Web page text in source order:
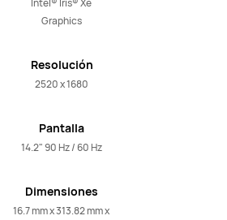
Graphics
Resolución
2520 x 1680
Pantalla
14.2" 90 Hz / 60 Hz
Dimensiones
16.7 mm x 313.82 mm x